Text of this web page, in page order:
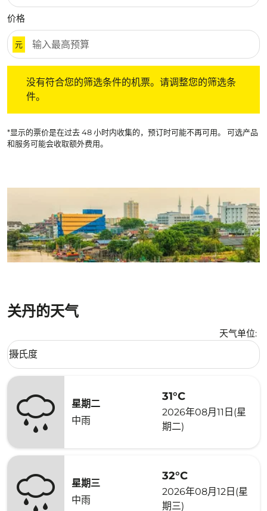
价格
元
没有符合您的筛选条件的机票。请调整您的筛选条
件。
*显示的票价是在过去 48 小时内收集的，预订时可能不再可用。 可选产品
和服务可能会收取额外费用。
关丹的天气
天气单位:
Weather unit option 摄氏度 Selected
摄氏度
keyboard_arrow_down
星期二
中雨
31°C
2026年08月11日(星
期二)
星期三
中雨
32°C
2026年08月12日(星
期三)